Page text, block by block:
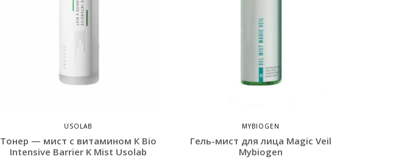
USOLAB
Тонер — мист с витамином К Bio
Intensive Barrier K Mist Usolab
MYBIOGEN
Гель-мист для лица Magic Veil
Mybiogen